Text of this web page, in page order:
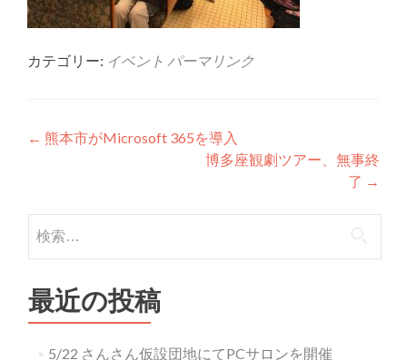
カテゴリー: イベント パーマリンク
投稿ナビゲーション
← 熊本市がMicrosoft 365を導入
博多座観劇ツアー、無事終
了 →
検索:
最近の投稿
5/22 さんさん仮設団地にてPCサロンを開催